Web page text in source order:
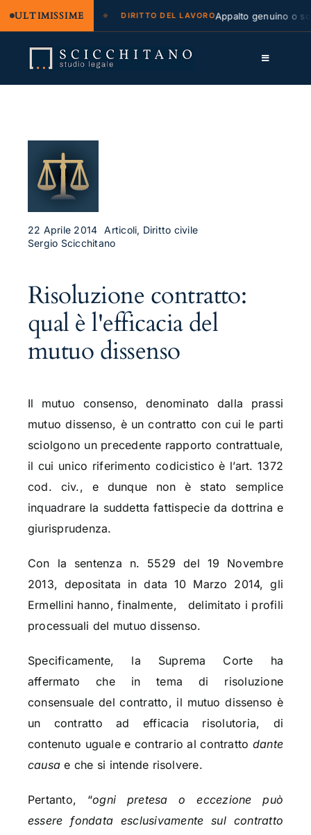
ULTIMISSIME
e regresso DIRITTO DEL LAVOROAppalto genuino o
contenuto
Toggle
Approfondimenti
Contatti22 Aprile 2014
Articoli, Diritto civile
Sergio Scicchitano
Risoluzione contratto:
qual è l'efficacia del
mutuo dissenso
Il mutuo consenso, denominato dalla prassi
mutuo dissenso, è un contratto con cui le parti
sciolgono un precedente rapporto contrattuale,
il cui unico riferimento codicistico è l’art. 1372
cod. civ., e dunque non è stato semplice
inquadrare la suddetta fattispecie da dottrina e
giurisprudenza.
Con la sentenza n. 5529 del 19 Novembre
2013, depositata in data 10 Marzo 2014, gli
Ermellini hanno, finalmente, delimitato i profili
processuali del mutuo dissenso.
Specificamente, la Suprema Corte ha
affermato che in tema di risoluzione
consensuale del contratto, il mutuo dissenso è
un contratto ad efficacia risolutoria, di
contenuto uguale e contrario al contratto dante
causa e che si intende risolvere.
Pertanto, “ogni pretesa o eccezione può
essere fondata esclusivamente sul contratto